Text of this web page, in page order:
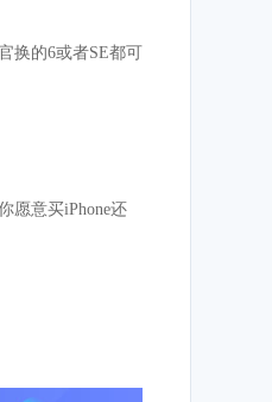
换的6或者SE都可
愿意买iPhone还